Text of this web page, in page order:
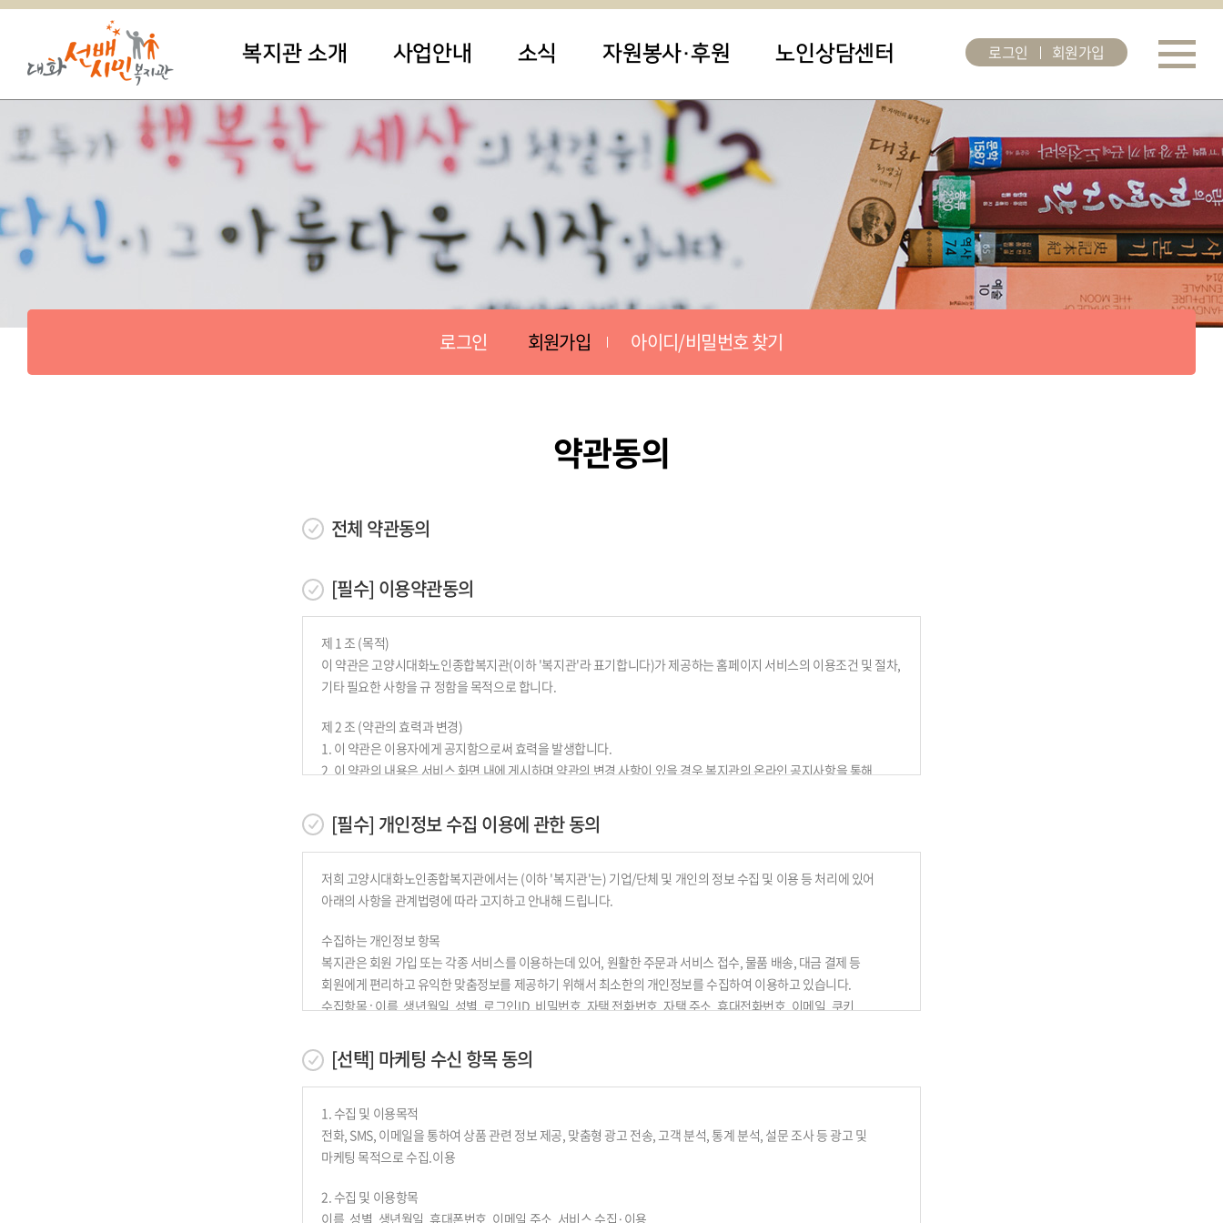
복지관 소개 사업안내 소식 자원봉사·후원 노인상담센터 로그인 회원가입
로그인 회원가입 아이디/비밀번호 찾기
약관동의
전체 약관동의
[필수] 이용약관동의
제 1 조 (목적)
이 약관은 고양시대화노인종합복지관(이하 '복지관'라 표기합니다)가 제공하는 홈페이지 서비스의 이용조건 및 절차,
기타 필요한 사항을 규 정함을 목적으로 합니다.
제 2 조 (약관의 효력과 변경)
1. 이 약관은 이용자에게 공지함으로써 효력을 발생합니다.
2. 이 약관의 내용은 서비스 화면 내에 게시하며 약관의 변경 사항이 있을 경우 복지관의 온라인 공지사항을 통해
3. 복지관은 필요하다고 인정되는 경우 이 약관을 개정할 수 있으며 변경된 약관은 제 1 항과 같은 방법으로 효력을
발생합니다.
제 3 조 (약관적용외 준칙)
1. 이 약관은 당사가 제공하는 서비스에 관한 이용규정 및 별도 약관과 함께 적용됩니다.
제 4 조 (정의)
이 약관에서 사용하는 용어의 정의는 다음과 같습니다.
1. "이용자"란 "홈페이지"에 접속하여 이 약관에 따라 "홈페이지" 가 제공하는 서비스를 받는 개인회원 및 법인회원을
2. "가입"이란 당사가 제공하는 신청서 양식에 해당 정보를 가입하고,본 약관에 동의하여 서비스 이용계약을
3. "회원"이란 "홈페이지"에 개인 및 법인정보를 제공하여 회원등록을 한 이용자로서 "홈페이지 "의 정보를
지속적으로 제공받으며 해당 서비스를 계속적으로 이용할 수 있는 자를 말합니다.
4. "ID"란 회원식별과 회원의 서비스 이용을 위하여 회원이 신청하고 당사가 승인하는 문자 및 숫자의 조합을
말합니다.
5. "비밀번호"란 이용자가 회원ID와 일치하는지를 확인하고 통신상의 자신의 비밀보호를 위하여 이용자 자신이
선정한 문자와 숫자의 조합을 말합니다.
[필수] 개인정보 수집 이용에 관한 동의
저희 고양시대화노인종합복지관에서는 (이하 '복지관'는) 기업/단체 및 개인의 정보 수집 및 이용 등 처리에 있어
아래의 사항을 관계법령에 따라 고지하고 안내해 드립니다.
수집하는 개인정보 항목
복지관은 회원 가입 또는 각종 서비스를 이용하는데 있어, 원활한 주문과 서비스 접수, 물품 배송, 대금 결제 등
회원에게 편리하고 유익한 맞춤정보를 제공하기 위해서 최소한의 개인정보를 수집하여 이용하고 있습니다.
수집항목 : 이름, 생년월일, 성별, 로그인ID, 비밀번호, 자택 전화번호, 자택 주소, 휴대전화번호, 이메일, 쿠키,
개인정보 수집방법 : 홈페이지(회원가입)
개인정보의 수집 및 이용목적
복지관은 수집한 개인정보를 다음의 목적을 위해 활용합니다.
서비스 제공에 관한 계약 이행 및 서비스 제공에 따른 요금정산
콘텐츠 제공, 구매 및 요금 결제 , 물품배송 또는 청구지 등 발송, 금융거래 본인 인증 및 금융 서비스
회원 관리
회원제 서비스 이용에 따른 본인 확인, 개인 식별, 불량회원의 부정 이용 방지와 비인가 사용 방지, 가입 의사 확인,
[선택] 마케팅 수신 항목 동의
1. 수집 및 이용목적
전화, SMS, 이메일을 통하여 상품 관련 정보 제공, 맞춤형 광고 전송, 고객 분석, 통계 분석, 설문 조사 등 광고 및
마케팅 목적으로 수집.이용
2. 수집 및 이용항목
이름, 성별, 생년월일, 휴대폰번호, 이메일 주소, 서비스 수집·이용